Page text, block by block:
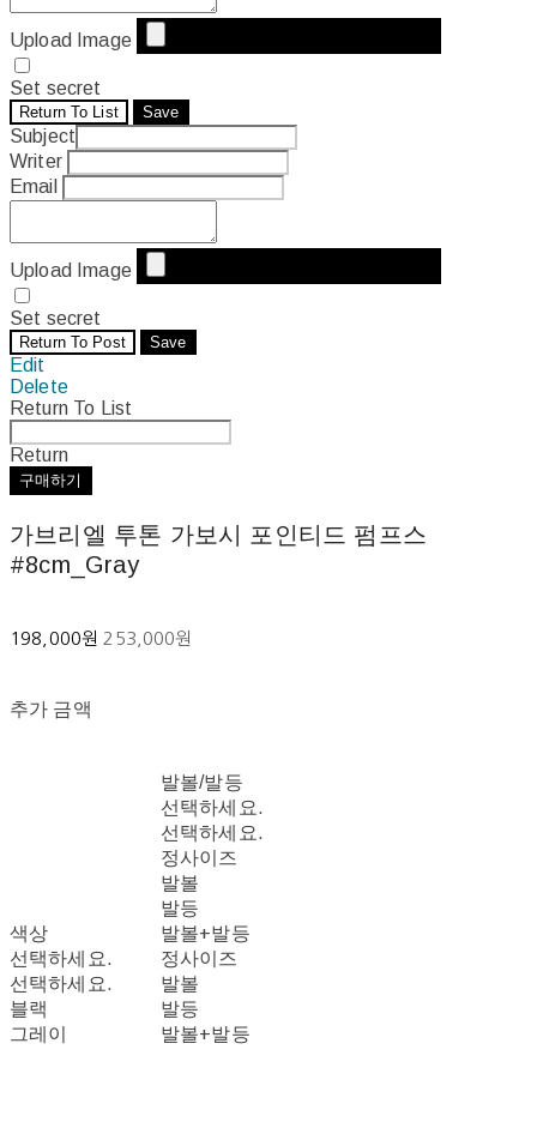
Upload Image
Set secret
Return To List Save
Subject
Writer
Email
Upload Image
Set secret
Return To Post Save
Edit
Delete
Return To List
Return
구매하기
가브리엘 투톤 가보시 포인티드 펌프스
#8cm_Gray
198,000원 253,000원
추가 금액
색상
선택하세요.
선택하세요.
블랙
그레이
발볼/발등
선택하세요.
선택하세요.
정사이즈
발볼
발등
발볼+발등
정사이즈
발볼
발등
발볼+발등